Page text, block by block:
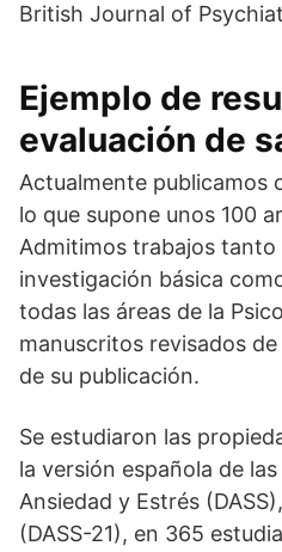
British Journal of
Ejemplo de
evaluación de
Actualmente publicamos
lo que supone unos 100
Admitimos trabajos tanto
investigación básica
todas las áreas de la
manuscritos revisados
de su publicación.
Se estudiaron las
la versión española de
Ansiedad y Estrés
(DASS-21), en 365